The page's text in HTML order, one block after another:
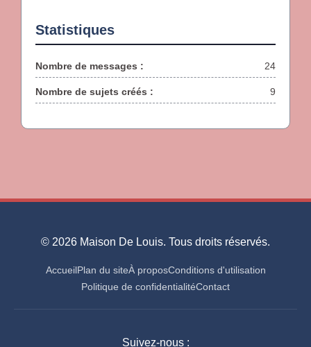
Statistiques
Nombre de messages : 24
Nombre de sujets créés : 9
© 2026 Maison De Louis. Tous droits réservés.
AccueilPlan du siteÀ proposConditions d'utilisation
Politique de confidentialitéContact
Suivez-nous :